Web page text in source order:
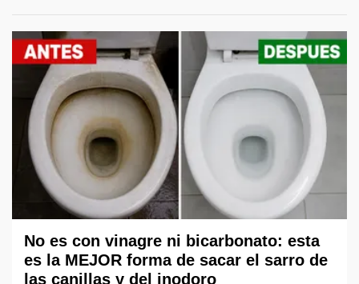
No es con vinagre ni bicarbonato: esta
es la MEJOR forma de sacar el sarro de
las canillas y del inodoro